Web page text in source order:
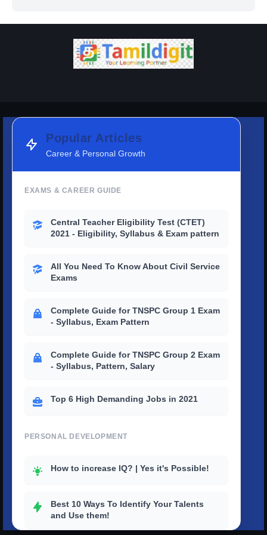
Popular Articles
Career & Personal Growth
EXAMS & CAREER GUIDE
Central Teacher Eligibility Test (CTET)
2021 - Eligibility, Syllabus & Exam pattern
All You Need To Know About Civil Service
Exams
Complete Guide for TNSPC Group 1 Exam
- Syllabus, Exam Pattern
Complete Guide for TNSPC Group 2 Exam
- Syllabus, Pattern, Salary
Top 6 High Demanding Jobs in 2021
PERSONAL DEVELOPMENT
How to increase IQ? | Yes it's Possible!
Best 10 Ways To Identify Your Talents
and Use them!